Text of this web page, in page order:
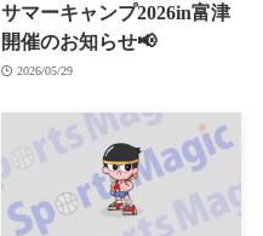
サマーキャンプ2026in富津
開催のお知らせ📢
2026/05/29